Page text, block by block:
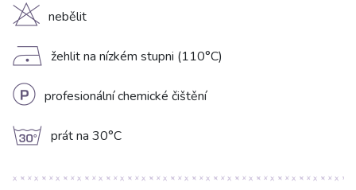
H nebělit
D žehlit na nízkém stupni (110°C)
L profesionální chemické čištění
g prát na 30°C